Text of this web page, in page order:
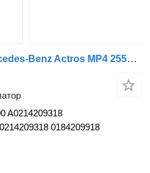
Енергоакумулатор Mercedes-Benz Actros MP4 2551 (01.13-) BT5702 за влекач Mercedes-Benz Actros MP4 Antos Arocs (2012-)
A0214209318
0184209918